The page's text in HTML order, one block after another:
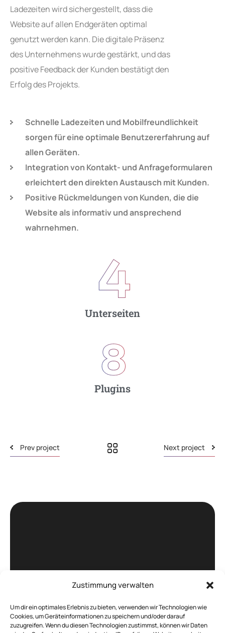
Zustimmung verwalten
Um dir ein optimales Erlebnis zu bieten, verwenden wir Technologien wie
Cookies, um Geräteinformationen zu speichern und/oder darauf
zuzugreifen. Wenn du diesen Technologien zustimmst, können wir Daten
Ladezeiten wird sichergestellt, dass die
Website auf allen Endgeräten optimal
genutzt werden kann. Die digitale Präsenz
des Unternehmens wurde gestärkt, und das
positive Feedback der Kunden bestätigt den
Erfolg des Projekts.
Schnelle Ladezeiten und Mobilfreundlichkeit
sorgen für eine optimale Benutzererfahrung auf
allen Geräten.
Integration von Kontakt- und Anfrageformularen
erleichtert den direkten Austausch mit Kunden.
Positive Rückmeldungen von Kunden, die die
Website als informativ und ansprechend
wahrnehmen.
Unterseiten
4
Plugins
8
Prev project Next project
Böhm. -
IT Service und
Weblösungen, die